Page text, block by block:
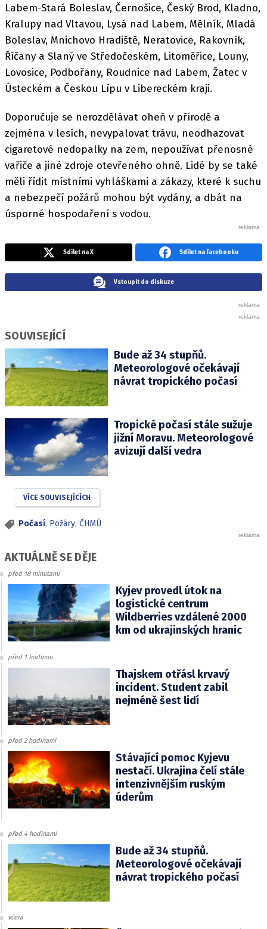
Labem-Stará Boleslav, Černošice, Český Brod, Kladno,
Kralupy nad Vltavou, Lysá nad Labem, Mělník, Mladá
Boleslav, Mnichovo Hradiště, Neratovice, Rakovník,
Říčany a Slaný ve Středočeském, Litoměřice, Louny,
Lovosice, Podbořany, Roudnice nad Labem, Žatec v
Ústeckém a Českou Lípu v Libereckém kraji.
Doporučuje se nerozdělávat oheň v přírodě a
zejména v lesích, nevypalovat trávu, neodhazovat
cigaretové nedopalky na zem, nepoužívat přenosné
vařiče a jiné zdroje otevřeného ohně. Lidé by se také
měli řídit místními vyhláškami a zákazy, které k suchu
a nebezpečí požárů mohou být vydány, a dbát na
úsporné hospodaření s vodou.
Sdílet na X Sdílet na Facebooku
Vstoupit do diskuze
SOUVISEJÍCÍ
Bude až 34 stupňů.
Meteorologové očekávají
návrat tropického počasí
Tropické počasí stále sužuje
jižní Moravu. Meteorologové
avizují další vedra
VÍCE SOUVISEJÍCÍCH
Počasí, Požáry, ČHMÚ
AKTUÁLNĚ SE DĚJE
před 18 minutami
Kyjev provedl útok na
logistické centrum
Wildberries vzdálené 2000
km od ukrajinských hranic
před 1 hodinou
Thajskem otřásl krvavý
incident. Student zabil
nejméně šest lidí
před 2 hodinami
Stávající pomoc Kyjevu
nestačí. Ukrajina čelí stále
intenzivnějším ruským
úderům
před 4 hodinami
Bude až 34 stupňů.
Meteorologové očekávají
návrat tropického počasí
včera